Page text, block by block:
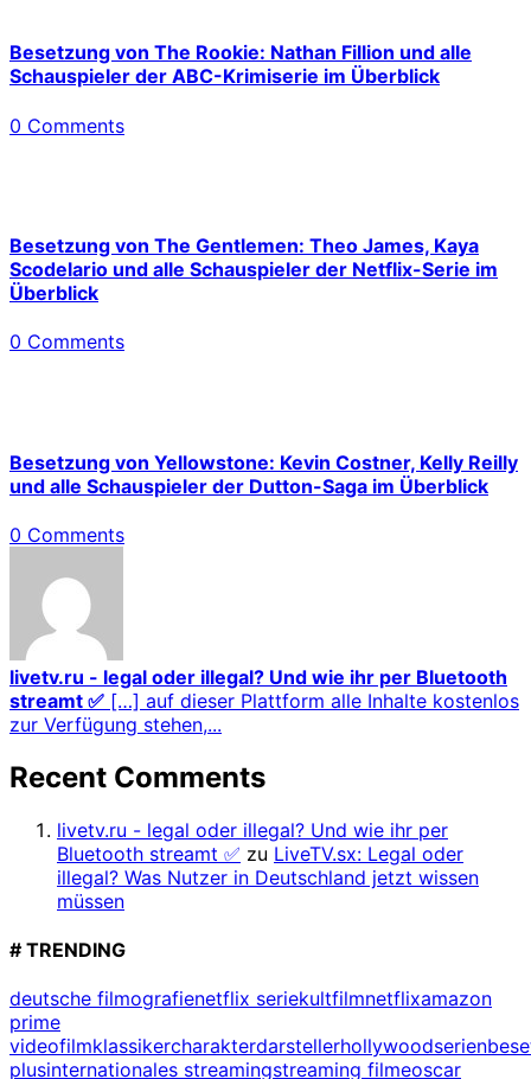
Besetzung von The Rookie: Nathan Fillion und alle
Schauspieler der ABC-Krimiserie im Überblick
0 Comments
Besetzung von The Gentlemen: Theo James, Kaya
Scodelario und alle Schauspieler der Netflix-Serie im
Überblick
0 Comments
Besetzung von Yellowstone: Kevin Costner, Kelly Reilly
und alle Schauspieler der Dutton-Saga im Überblick
0 Comments
livetv.ru - legal oder illegal? Und wie ihr per Bluetooth
streamt ✅ […] auf dieser Plattform alle Inhalte kostenlos
zur Verfügung stehen,...
Recent Comments
livetv.ru - legal oder illegal? Und wie ihr per
Bluetooth streamt ✅ zu LiveTV.sx: Legal oder
illegal? Was Nutzer in Deutschland jetzt wissen
müssen
# TRENDING
deutsche filmografienetflix seriekultfilmnetflixamazon
prime
videofilmklassikercharakterdarstellerhollywood
plusinternationales streamingstreaming filmeoscar